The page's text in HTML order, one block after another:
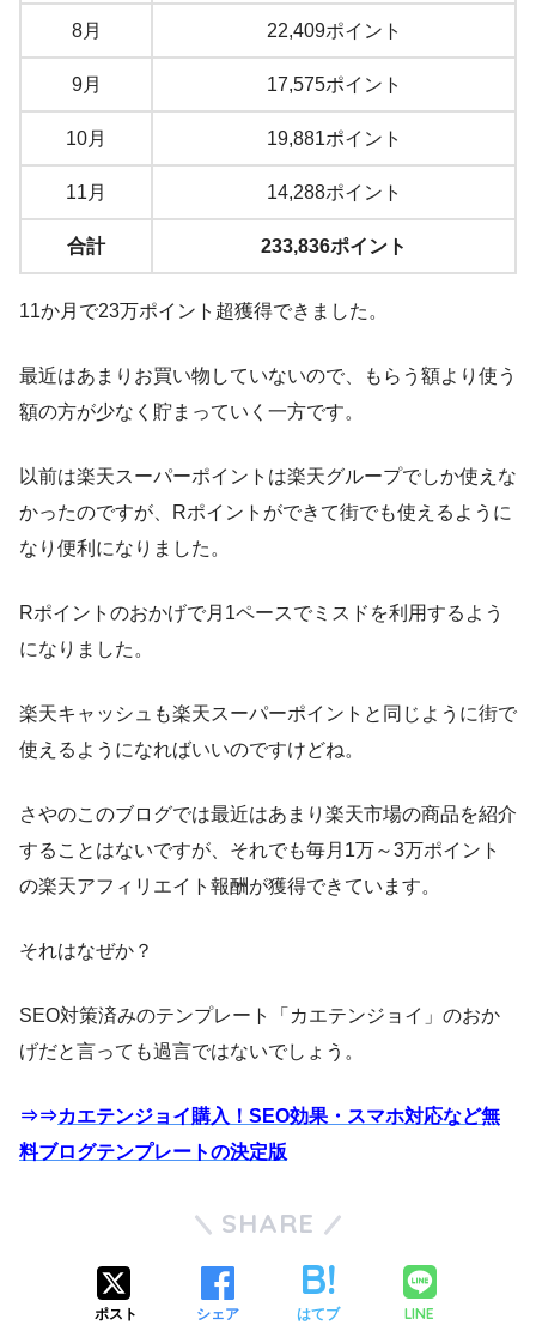
8月 22,409ポイント
9月 17,575ポイント
10月 19,881ポイント
11月 14,288ポイント
合計 233,836ポイント
11か月で23万ポイント超獲得できました。
最近はあまりお買い物していないので、もらう額より使う
額の方が少なく貯まっていく一方です。
以前は楽天スーパーポイントは楽天グループでしか使えな
かったのですが、Rポイントができて街でも使えるように
なり便利になりました。
Rポイントのおかげで月1ペースでミスドを利用するよう
になりました。
楽天キャッシュも楽天スーパーポイントと同じように街で
使えるようになればいいのですけどね。
さやのこのブログでは最近はあまり楽天市場の商品を紹介
することはないですが、それでも毎月1万～3万ポイント
の楽天アフィリエイト報酬が獲得できています。
それはなぜか？
SEO対策済みのテンプレート「カエテンジョイ」のおか
げだと言っても過言ではないでしょう。
⇒⇒カエテンジョイ購入！SEO効果・スマホ対応など無
料ブログテンプレートの決定版
SHARE
ポスト シェア はてブ LINE